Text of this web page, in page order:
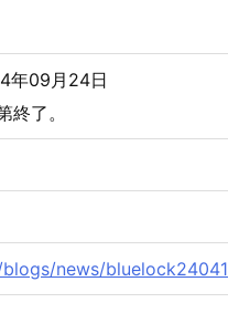
年09月24日
了。
news/bluelock24041